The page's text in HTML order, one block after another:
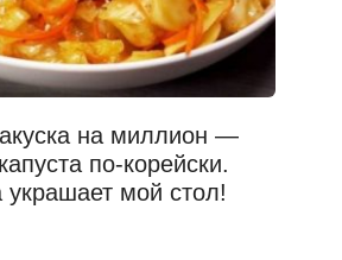
на миллион —
по-корейски.
украшает мой стол!